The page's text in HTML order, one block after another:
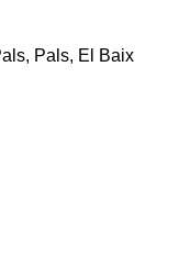
Pals, El Baix